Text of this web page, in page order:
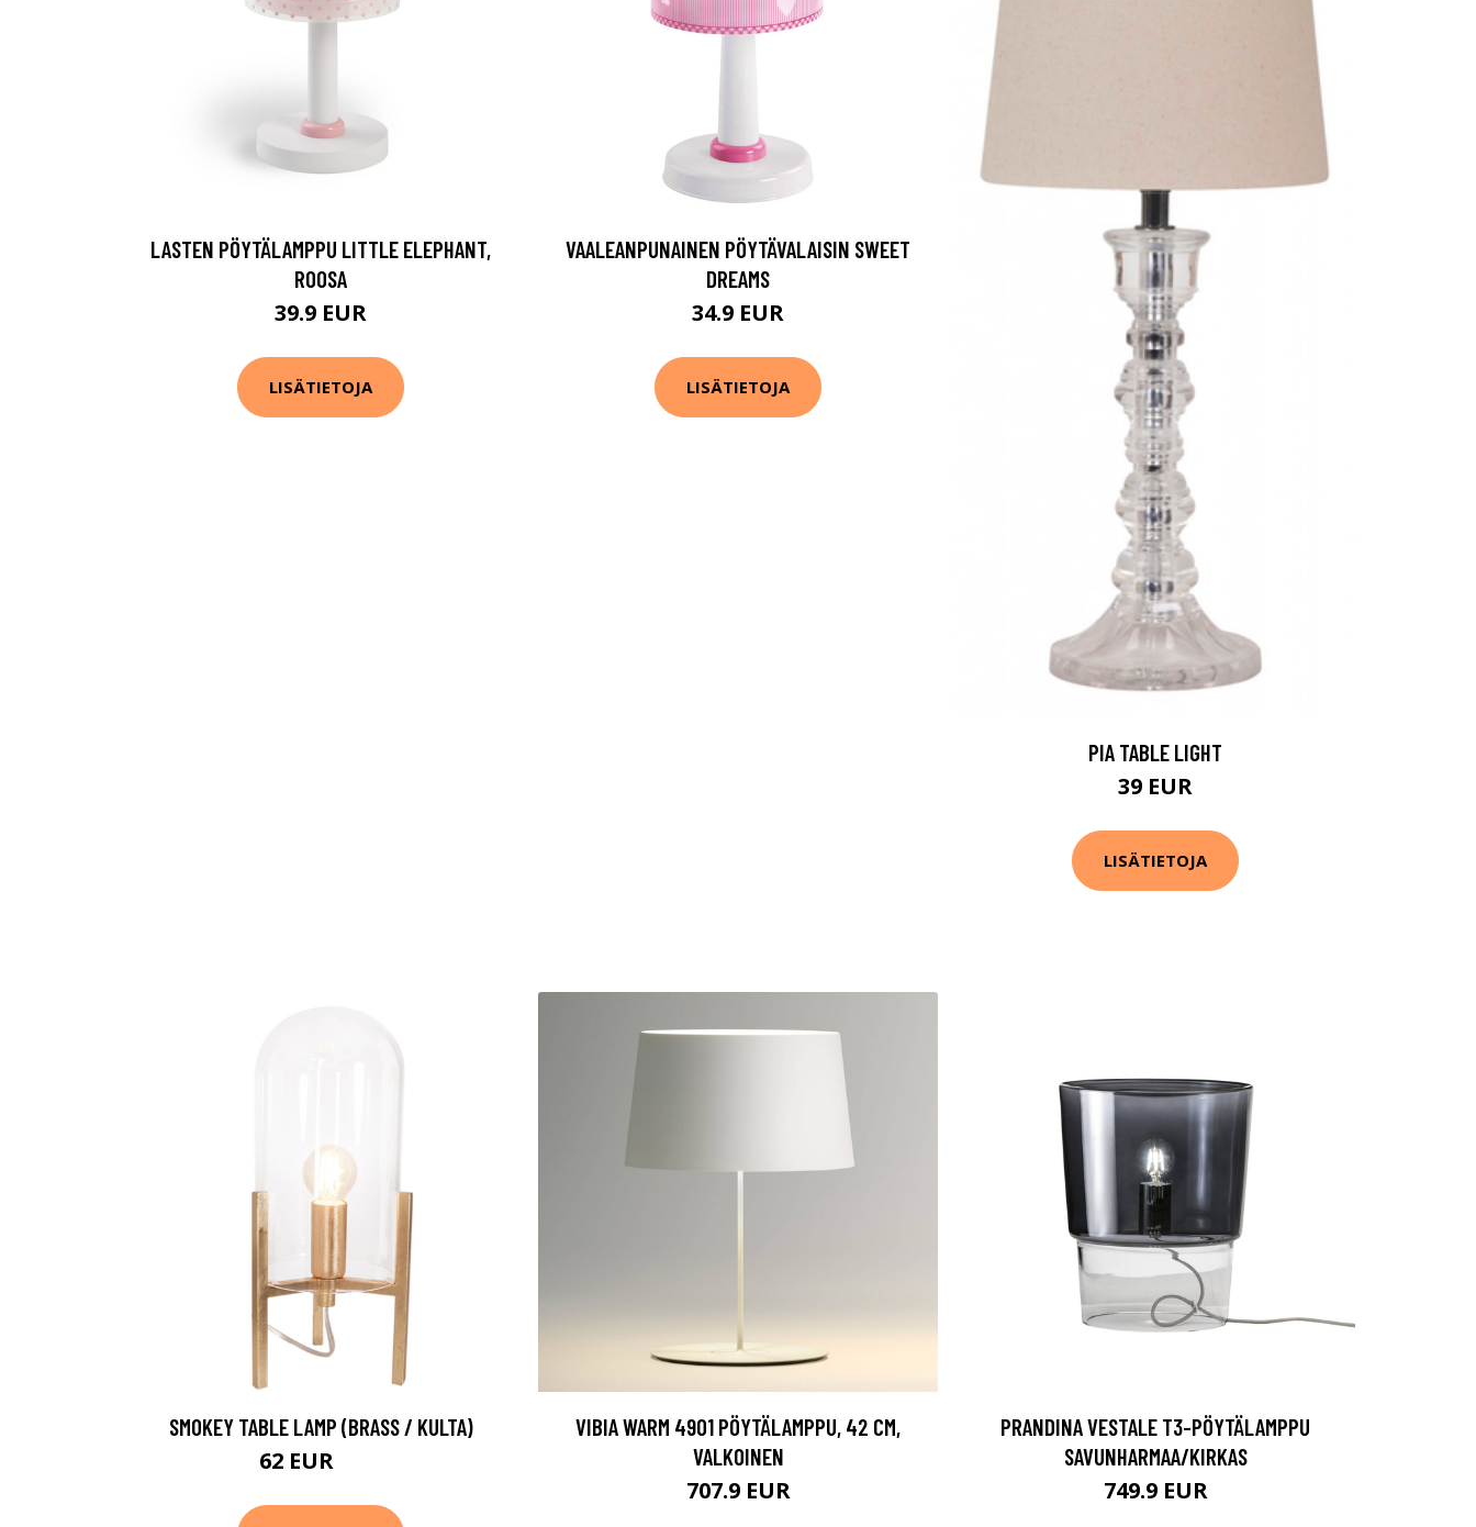
LASTEN PÖYTÄLAMPPU LITTLE ELEPHANT,
ROOSA
39.9 EUR
LISÄTIETOJA
VAALEANPUNAINEN PÖYTÄVALAISIN SWEET
DREAMS
34.9 EUR
LISÄTIETOJA
PIA TABLE LIGHT
39 EUR
LISÄTIETOJA
SMOKEY TABLE LAMP (BRASS / KULTA)
62 EUR
VIBIA WARM 4901 PÖYTÄLAMPPU, 42 CM,
VALKOINEN
707.9 EUR
PRANDINA VESTALE T3-PÖYTÄLAMPPU
SAVUNHARMAA/KIRKAS
749.9 EUR